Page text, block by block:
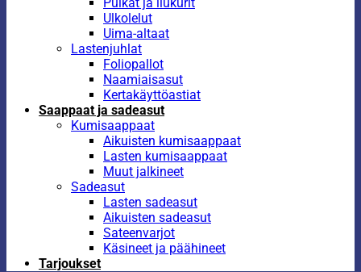
Ulkolelut
Uima-altaat
Lastenjuhlat
Foliopallot
Naamiaisasut
Kertakäyttöastiat
Saappaat ja sadeasut
Kumisaappaat
Aikuisten kumisaappaat
Lasten kumisaappaat
Muut jalkineet
Sadeasut
Lasten sadeasut
Aikuisten sadeasut
Sateenvarjot
Käsineet ja päähineet
Tarjoukset